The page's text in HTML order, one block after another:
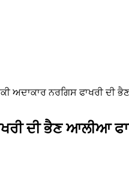
ਅਦਾਕਾਰ ਨਰਗਿਸ ਫਾਖਰੀ ਦੀ
ਦੀ ਭੈਣ ਆਲੀਆ